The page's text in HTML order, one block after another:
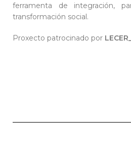
ferramenta de integración,
transformación social.
Proxecto patrocinado por